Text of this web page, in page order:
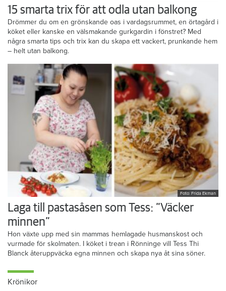
15 smarta trix för att odla utan balkong
Drömmer du om en grönskande oas i vardagsrummet, en örtagård i
köket eller kanske en välsmakande gurkgardin i fönstret? Med
några smarta tips och trix kan du skapa ett vackert, prunkande hem
– helt utan balkong.
Foto: Frida Ekman
Laga till pastasåsen som Tess: ”Väcker
minnen”
Hon växte upp med sin mammas hemlagade husmanskost och
vurmade för skolmaten. I köket i trean i Rönninge vill Tess Thi
Blanck återuppväcka egna minnen och skapa nya åt sina söner.
Krönikor